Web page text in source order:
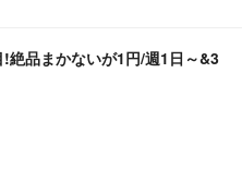
絶品まかないが1円/週1日～&3